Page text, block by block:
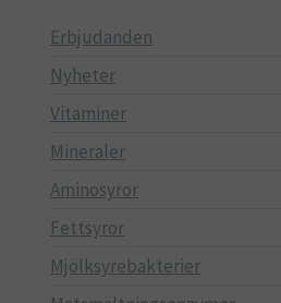
Erbjudanden
Nyheter
Vitaminer
Mineraler
Aminosyror
Fettsyror
Mjölksyrebakterier